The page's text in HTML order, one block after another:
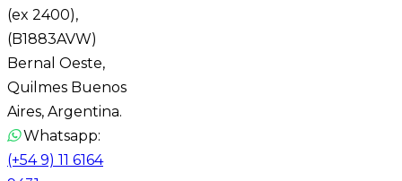
(ex 2400),
(B1883AVW)
Bernal Oeste,
Quilmes Buenos
Aires, Argentina.
Whatsapp:
(+54 9) 11 6164